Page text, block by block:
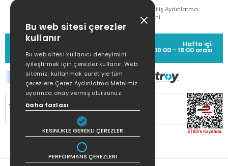
Çekiliş Aydınlatma
Metni
MÜŞTERİ HİZMETLERİ
(0212) 373 77 00
Hafta içi:
09:00 - 18:00 arası
SİTEMİZ
KORUNMAKTADIR.
Bu web sitesi çerezler
kullanır
Bu web sitesi kullanıcı deneyimini
iyileştirmek için çerezler kullanır. Web
sitemizi kullanmak suretiyle tüm
çerezlere Çerez Aydınlatma Metnimiz
uyarınca onay vermiş olursunuz.
Daha fazlası
KESINLIKLE GEREKLI ÇEREZLER
PERFORMANS ÇEREZLERI